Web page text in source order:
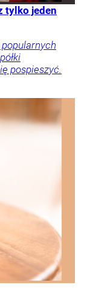
tylko jeden
pospieszyć.